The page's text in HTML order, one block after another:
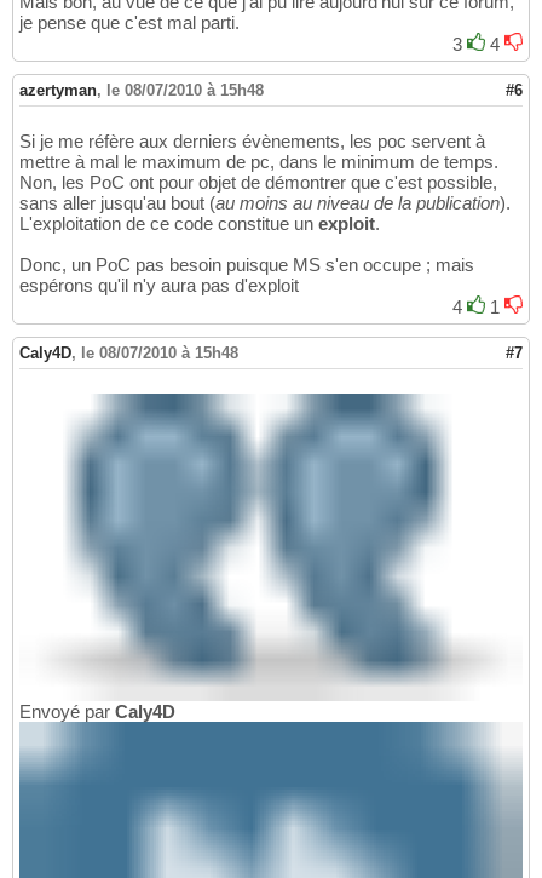
je pense que c'est mal parti.
3
4
azertyman, le 08/07/2010 à 15h48 #6
Si je me réfère aux derniers évènements, les poc servent à
mettre à mal le maximum de pc, dans le minimum de temps.
Non, les PoC ont pour objet de démontrer que c'est possible,
sans aller jusqu'au bout (au moins au niveau de la publication).
L'exploitation de ce code constitue un exploit.
Donc, un PoC pas besoin puisque MS s'en occupe ; mais
espérons qu'il n'y aura pas d'exploit
4
1
Caly4D, le 08/07/2010 à 15h48 #7
Envoyé par Caly4D